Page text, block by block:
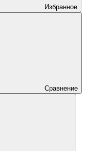
Избранное
Сравнение